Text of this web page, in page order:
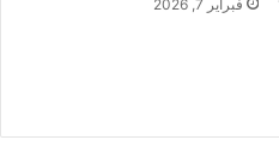
فبراير 7, 2026